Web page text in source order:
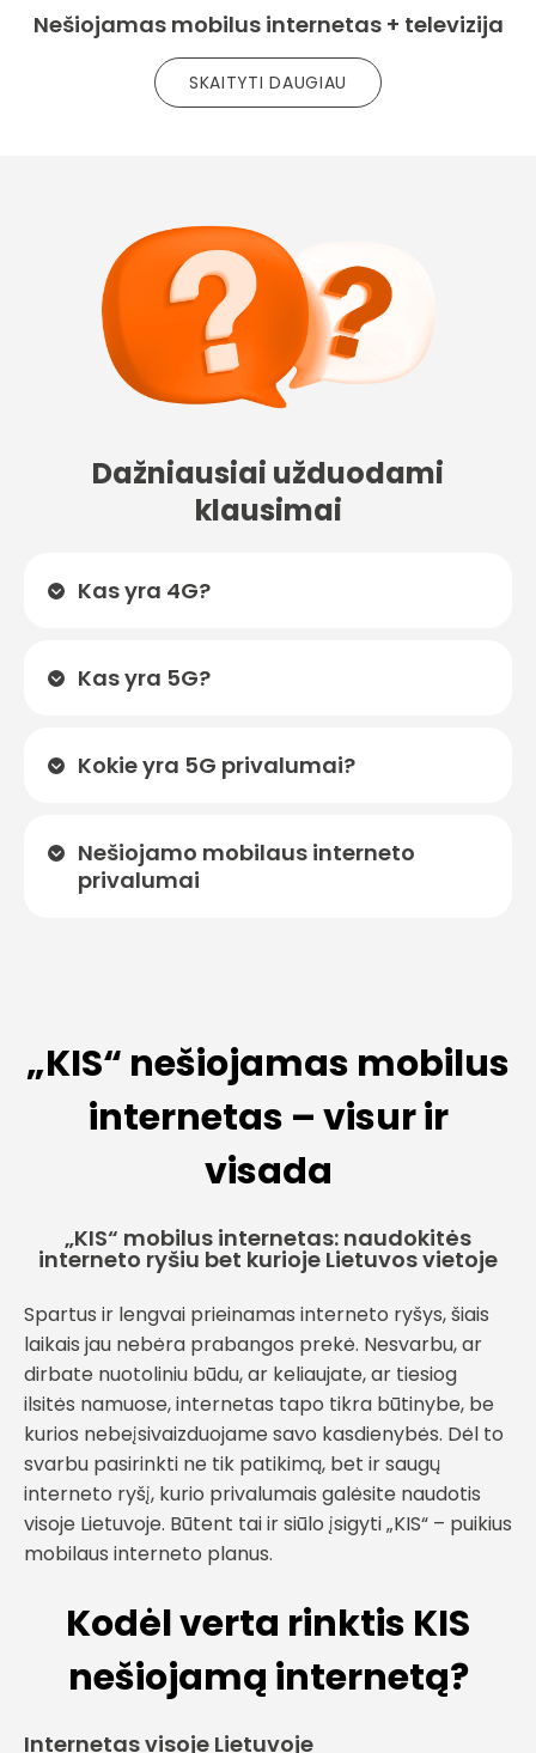
Nešiojamas mobilus internetas + televizija
SKAITYTI DAUGIAU
Dažniausiai užduodami
klausimai
Kas yra 4G?
Kas yra 5G?
Kokie yra 5G privalumai?
Nešiojamo mobilaus interneto
privalumai
„KIS“ nešiojamas mobilus
internetas – visur ir
visada
„KIS“ mobilus internetas: naudokitės
interneto ryšiu bet kurioje Lietuvos vietoje
Spartus ir lengvai prieinamas interneto ryšys, šiais
laikais jau nebėra prabangos prekė. Nesvarbu, ar
dirbate nuotoliniu būdu, ar keliaujate, ar tiesiog
ilsitės namuose, internetas tapo tikra būtinybe, be
kurios nebeįsivaizduojame savo kasdienybės. Dėl to
svarbu pasirinkti ne tik patikimą, bet ir saugų
interneto ryšį, kurio privalumais galėsite naudotis
visoje Lietuvoje. Būtent tai ir siūlo įsigyti „KIS“ – puikius
mobilaus interneto planus.
Kodėl verta rinktis KIS
nešiojamą internetą?
Internetas visoje Lietuvoje